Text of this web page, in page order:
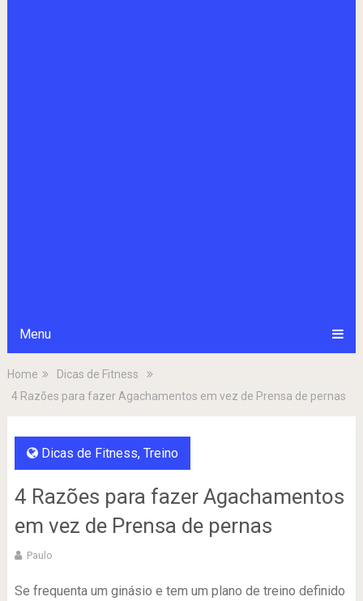
Menu
Home
Dicas de Fitness
4 Razões para fazer Agachamentos em vez de Prensa de pernas
Dicas de Fitness, Treino
4 Razões para fazer Agachamentos
em vez de Prensa de pernas
Paulo
Se frequenta um ginásio e tem um plano de treino definido